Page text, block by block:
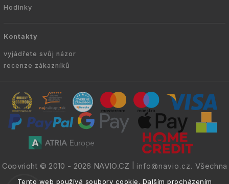
Tento web používá soubory cookie. Dalším procházením
Hodinky
Kontakty
vyjádřete svůj názor
recenze zákazníků
Copyright © 2010 - 2026 NAVIO.CZ info@navio.cz. Všechna
práva vyhrazena.